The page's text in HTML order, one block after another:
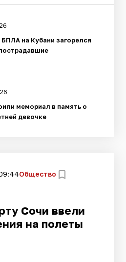
БПЛА на Кубани загорелся
мемориал в память о
девочке
Общество
Сочи ввели
на полеты